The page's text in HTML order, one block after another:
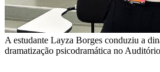
A estudante Layza Borges conduziu a
dramatização psicodramática no